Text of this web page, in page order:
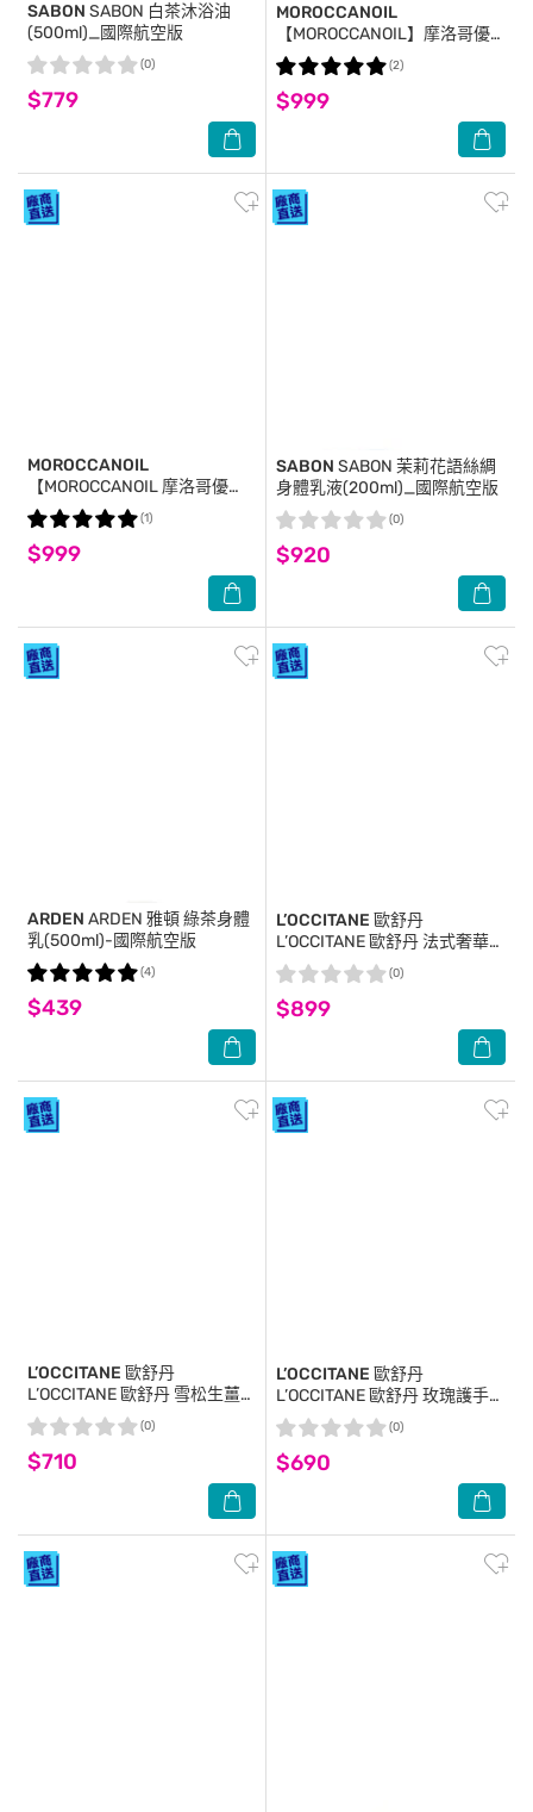
SABON SABON 白茶沐浴油
(500ml)_國際航空版
$779
(0)
MOROCCANOIL
【MOROCCANOIL】摩洛哥優
油100ml+15ml 公司貨 髮油
$999
(2)
MOROCCANOIL
【MOROCCANOIL 摩洛哥優
油】摩洛哥優油100ml+25ml
公司貨
$999
(1)
SABON SABON 茉莉花語絲綢
身體乳液(200ml)_國際航空版
$920
(0)
ARDEN ARDEN 雅頓 綠茶身體
乳(500ml)-國際航空版
$439
(4)
L’OCCITANE 歐舒丹
L’OCCITANE 歐舒丹 法式奢華手
部養護組[護手霜+指緣油+貓咪
零錢包]-白茶櫻花+指緣油-專
櫃公司貨
$899
(0)
L’OCCITANE 歐舒丹
L’OCCITANE 歐舒丹 雪松生薑
沐浴膠(250ml)-專櫃公司貨
$710
(0)
L’OCCITANE 歐舒丹
L’OCCITANE 歐舒丹 玫瑰護手霜
(75ml)-新版-國際航空版
$690
(0)